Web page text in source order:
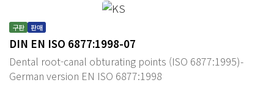
구판 판매
DIN EN ISO 6877:1998-07
Dental root-canal obturating points (ISO 6877:1995)-
German version EN ISO 6877:1998